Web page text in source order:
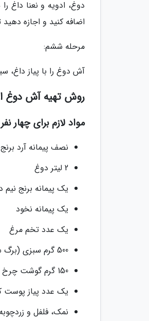
دوغ، ادویه و نعنا داغ
اضافه کنید و اجازه دهید تا آش
مرحله ششم:
آش دوغ را با پیاز داغ،
روش تهیه آش دوغ
مواد لازم برای چهار نفر
نصف پیمانه آرد برنج
2 لیتر دوغ
یک پیمانه برنج نیم
یک پیمانه نخود
یک عدد تخم مرغ
500 گرم سبزی (برگ سیر، گشنیز، تره، شوید)
150 گرم گوشت چرخ نموده
یک عدد پیاز پوست
نمک، فلفل و زردچوبه